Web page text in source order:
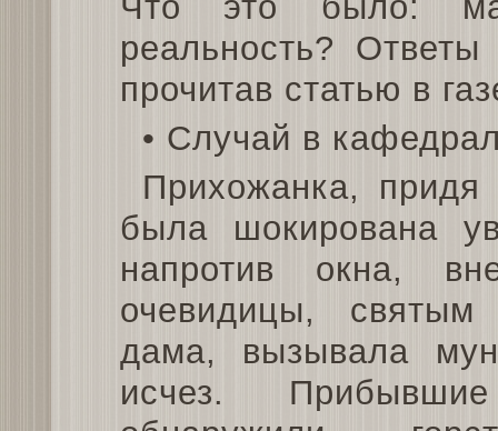
реальность?
прочитав статью в
• Случай в
Прихожанка,
была шокирована
напротив окна,
очевидицы,
дама, вызывала
исчез.